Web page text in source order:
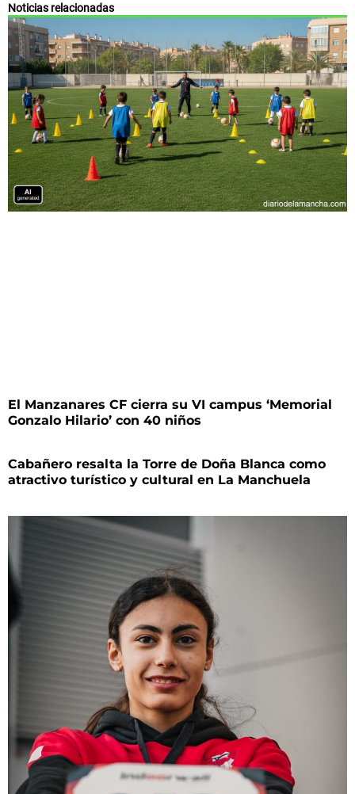
Noticias relacionadas
El Manzanares CF cierra su VI campus ‘Memorial
Gonzalo Hilario’ con 40 niños
Cabañero resalta la Torre de Doña Blanca como
atractivo turístico y cultural en La Manchuela